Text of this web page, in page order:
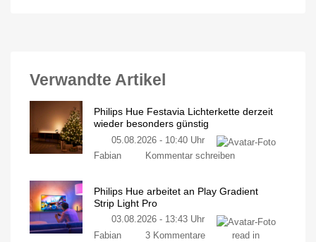
Verwandte Artikel
Philips Hue Festavia Lichterkette derzeit
wieder besonders günstig
05.08.2026 - 10:40 Uhr
Fabian
Kommentar schreiben
Philips Hue arbeitet an Play Gradient
Strip Light Pro
03.08.2026 - 13:43 Uhr
Fabian
3 Kommentare
read in